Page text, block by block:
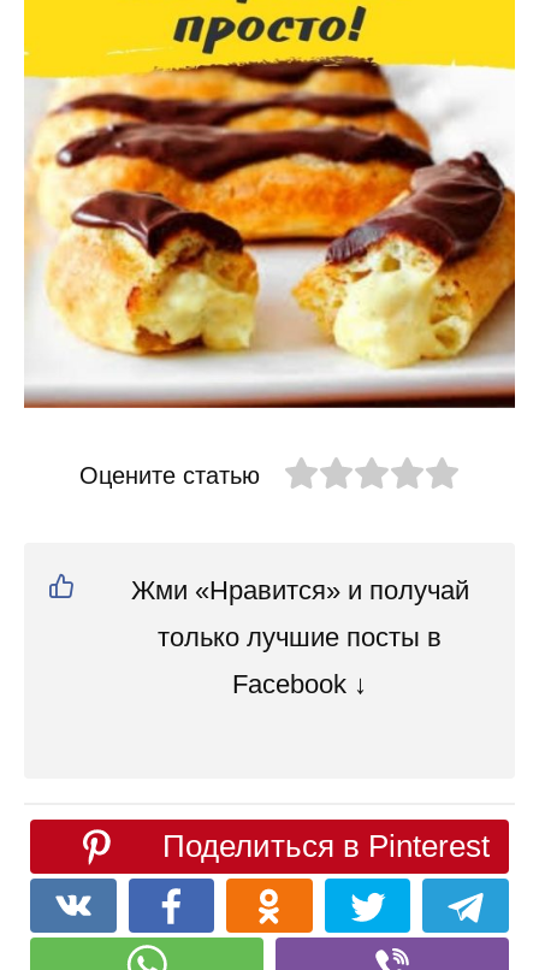
Оцените статью
Жми «Нравится» и получай
только лучшие посты в
Facebook ↓
Поделиться в Pinterest